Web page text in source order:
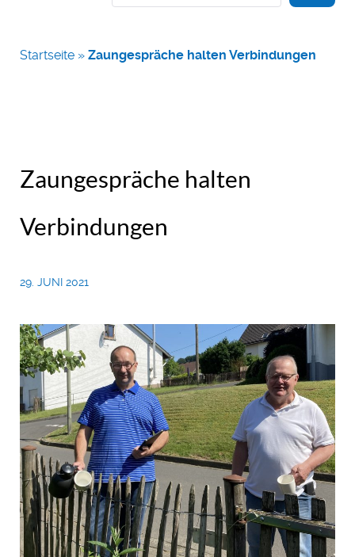
Startseite » Zaungespräche halten Verbindungen
Zaungespräche halten
Verbindungen
29. JUNI 2021